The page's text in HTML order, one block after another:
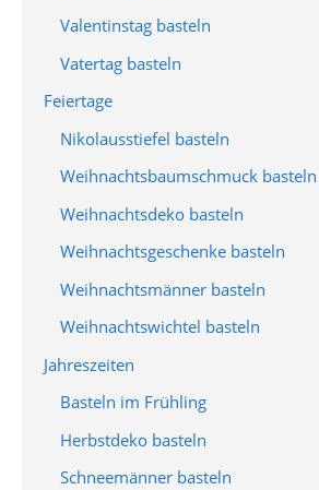
Valentinstag basteln
Vatertag basteln
Feiertage
Nikolausstiefel basteln
Weihnachtsbaumschmuck basteln
Weihnachtsdeko basteln
Weihnachtsgeschenke basteln
Weihnachtsmänner basteln
Weihnachtswichtel basteln
Jahreszeiten
Basteln im Frühling
Herbstdeko basteln
Schneemänner basteln